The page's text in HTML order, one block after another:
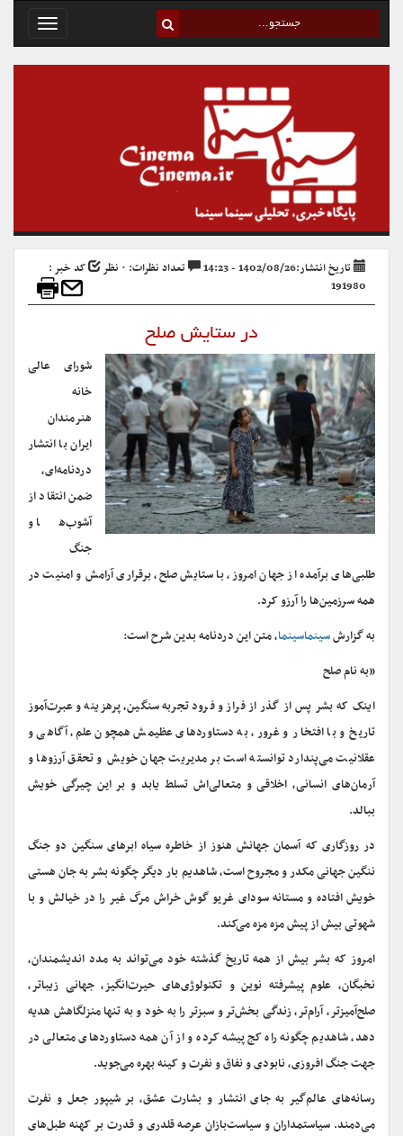
Toggle
تاریخ انتشار:1402/08/26 - 14:23 تعداد نظرات: ۰ نظر
کد خبر :
191980
در ستایش صلح
شورای عالی
خانه
هنرمندان
ایران با انتشار
دردنامه‌ای،
ضمن انتقاد از
آشوب‌ها و
جنگ
طلبی‌های برآمده از جهان امروز، با ستایش صلح، برقراری آرامش و امنیت در
همه سرزمین‌ها را آرزو کرد.
به گزارشسینماسینما، متن این دردنامه بدین شرح است:
«به نام صلح
اینک که بشر پس از گذر از فراز و فرود تجربه سنگین، پرهزینه و عبرت‌آموز
تاریخ و با افتخار و غرور، به دستاوردهای عظیمش همچون علم، آگاهی و
عقلانیت می‌پندارد توانسته است بر مدیریت جهان خویش و تحقق آرزوها و
آرمان‌های انسانی، اخلاقی و متعالی‌اش تسلط یابد و بر این چیرگی خویش
ببالد.
در روزگاری که آسمان جهانش هنوز از خاطره سیاه ابرهای سنگین دو جنگ
ننگین جهانی مکدر و مجروح است، شاهدیم بار دیگر چگونه بشر به جان هستی
خویش افتاده و مستانه سودای غریو گوش خراش مرگ غیر را در خیالش و با
شهوتی بیش از پیش مزه مزه می‌کند.
امروز که بشر بیش از همه تاریخ گذشته خود می‌تواند به مدد اندیشمندان،
نخبگان، علوم پیشرفته نوین و تکنولوژی‌های حیرت‌انگیز، جهانی زیباتر،
صلح‌آمیزتر، آرام‌تر، زندگی بخش‌تر و سبزتر را به خود و به تنها منزلگاهش هدیه
دهد، شاهدیم چگونه راه کج پیشه کرده و از آن همه دستاوردهای متعالی در
جهت جنگ افروزی، نابودی و نفاق و نفرت و کینه بهره می‌جوید.
رسانه‌های عالم‌گیر به جای انتشار و بشارت عشق، بر شیپور جعل و نفرت
می‌دمند. سیاستمداران و سیاست‌بازان عرصه قلدری و قدرت بر کهنه طبل‌های